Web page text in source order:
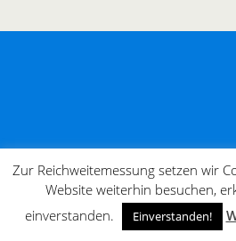
Zur Reichweitemessung setzen wir
Website weiterhin besuchen,
einverstanden.
Einverstanden!